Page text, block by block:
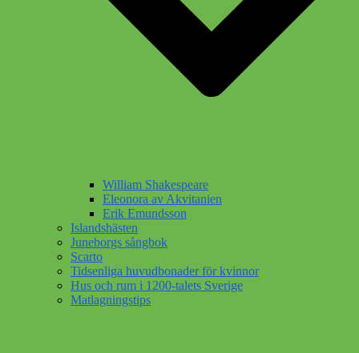
William Shakespeare
Eleonora av Akvitanien
Erik Emundsson
Islandshästen
Juneborgs sångbok
Scarto
Tidsenliga huvudbonader för kvinnor
Hus och rum i 1200-talets Sverige
Matlagningstips